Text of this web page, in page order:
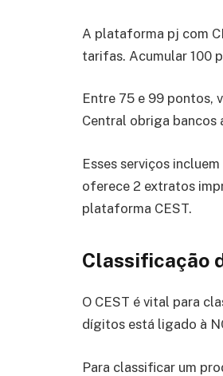
A plataforma pj com
tarifas. Acumular 100
Entre 75 e 99 pontos,
Central obriga bancos
Esses serviços
oferece 2 extratos
plataforma CEST.
Classificação
O CEST é vital para
dígitos está ligado à
Para classificar um